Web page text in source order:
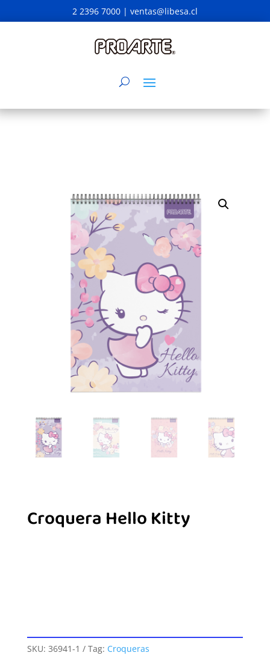
2 2396 7000 | ventas@libesa.cl
Croquera Hello Kitty
SKU: 36941-1 Tag: Croqueras